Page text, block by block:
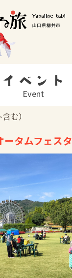
イベント
Event
む）
ータムフェスタ